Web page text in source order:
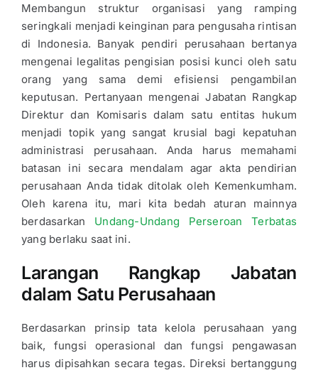
Membangun struktur organisasi yang ramping
seringkali menjadi keinginan para pengusaha rintisan
di Indonesia. Banyak pendiri perusahaan bertanya
mengenai legalitas pengisian posisi kunci oleh satu
orang yang sama demi efisiensi pengambilan
keputusan. Pertanyaan mengenai Jabatan Rangkap
Direktur dan Komisaris dalam satu entitas hukum
menjadi topik yang sangat krusial bagi kepatuhan
administrasi perusahaan. Anda harus memahami
batasan ini secara mendalam agar akta pendirian
perusahaan Anda tidak ditolak oleh Kemenkumham.
Oleh karena itu, mari kita bedah aturan mainnya
berdasarkan Undang-Undang Perseroan Terbatas
yang berlaku saat ini.
Larangan Rangkap Jabatan
dalam Satu Perusahaan
Berdasarkan prinsip tata kelola perusahaan yang
baik, fungsi operasional dan fungsi pengawasan
harus dipisahkan secara tegas. Direksi bertanggung